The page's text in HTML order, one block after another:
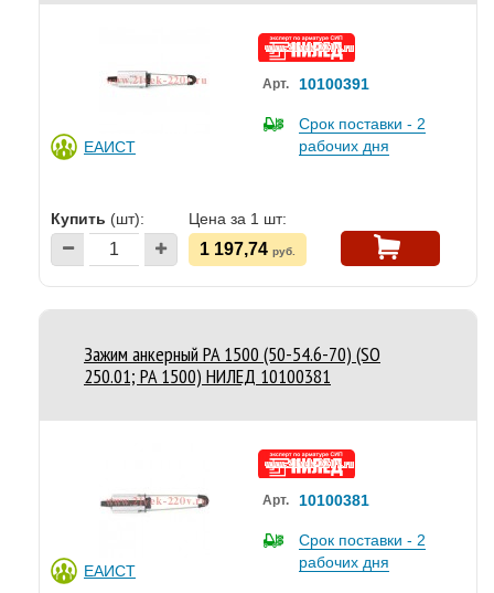
ЕАИСТ
Арт. 10100391
Срок поставки - 2
рабочих дня
Купить (шт): Цена за 1 шт:
1 197,74 руб.
Зажим анкерный PA 1500 (50-54.6-70) (SO
250.01; PA 1500) НИЛЕД 10100381
ЕАИСТ
Арт. 10100381
Срок поставки - 2
рабочих дня